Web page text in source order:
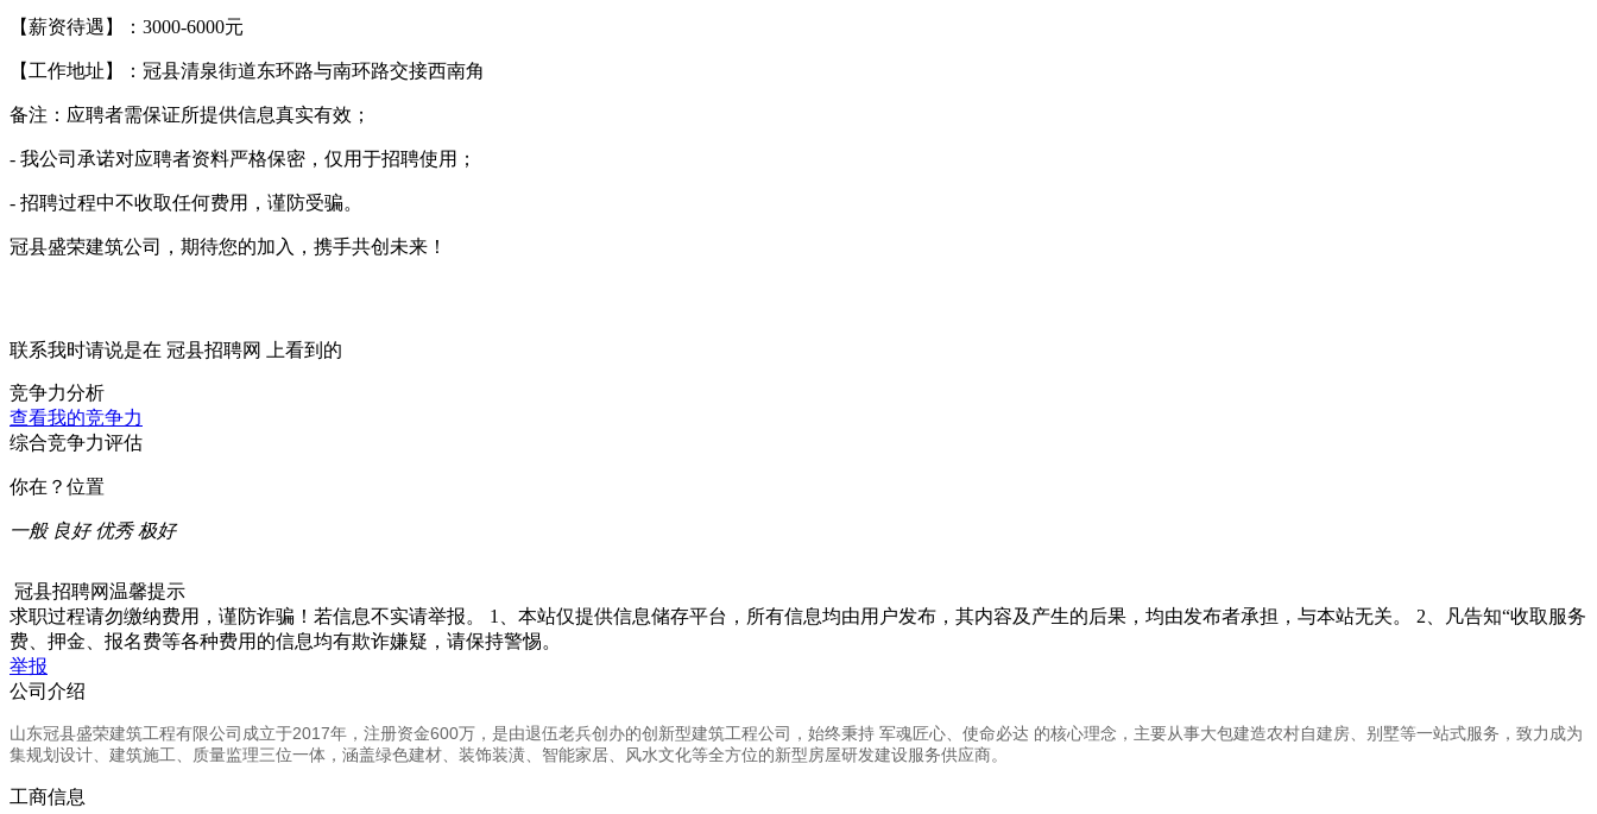
【薪资待遇】：3000-6000元
【工作地址】：冠县清泉街道东环路与南环路交接西南角
备注：应聘者需保证所提供信息真实有效；
- 我公司承诺对应聘者资料严格保密，仅用于招聘使用；
- 招聘过程中不收取任何费用，谨防受骗。
冠县盛荣建筑公司，期待您的加入，携手共创未来！
联系我时请说是在 冠县招聘网 上看到的
竞争力分析
查看我的竞争力
综合竞争力评估
你在？位置
一般 良好 优秀 极好
冠县招聘网温馨提示
求职过程请勿缴纳费用，谨防诈骗！若信息不实请举报。 1、本站仅提供信息储存平台，所有信息均由用户发布，其内容及产生的后果，均由发布者承担，与本站无关。 2、凡告知“收取服务
费、押金、报名费等各种费用的信息均有欺诈嫌疑，请保持警惕。
举报
公司介绍
山东冠县盛荣建筑工程有限公司成立于2017年，注册资金600万，是由退伍老兵创办的创新型建筑工程公司，始终秉持 军魂匠心、使命必达 的核心理念，主要从事大包建造农村自建房、别墅等一站式服务，致力成为
集规划设计、建筑施工、质量监理三位一体，涵盖绿色建材、装饰装潢、智能家居、风水文化等全方位的新型房屋研发建设服务供应商。
工商信息